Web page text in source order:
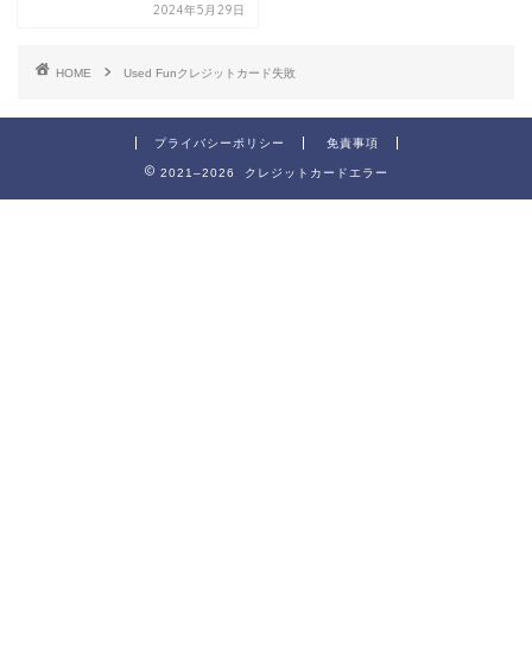
2024年5月29日
HOME Used Funクレジットカード失敗
プライバシーポリシー 免責事項
2021–2026 クレジットカードエラー